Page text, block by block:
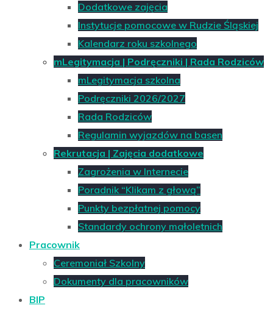
Dodatkowe zajęcia
Instytucje pomocowe w Rudzie Śląskiej
Kalendarz roku szkolnego
mLegitymacja | Podręczniki | Rada Rodziców
mLegitymacja szkolna
Podręczniki 2026/2027
Rada Rodziców
Regulamin wyjazdów na basen
Rekrutacja | Zajęcia dodatkowe
Zagrożenia w Internecie
Poradnik “Klikam z głową”
Punkty bezpłatnej pomocy
Standardy ochrony małoletnich
Pracownik
Ceremoniał Szkolny
Dokumenty dla pracowników
BIP